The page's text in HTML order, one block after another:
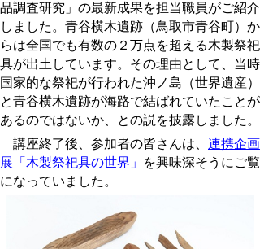
品調査研究」の最新成果を担当職員がご紹介
しました。青谷横木遺跡（鳥取市青谷町）か
らは全国でも有数の２万点を超える木製祭祀
具が出土しています。その理由として、当時
国家的な祭祀が行われた沖ノ島（世界遺産）
と青谷横木遺跡が海路で結ばれていたことが
あるのではないか、との説を披露しました。
講座終了後、参加者の皆さんは、 連携企画
展「木製祭祀具の世界」
を興味深そうにご覧
になっていました。